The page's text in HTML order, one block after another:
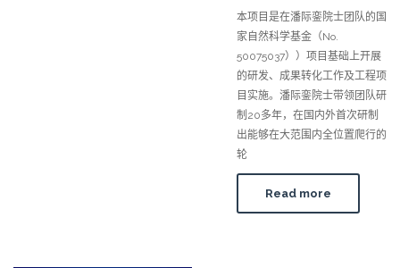
本项目是在潘际銮院士团队的国
家自然科学基金（No.
50075037））项目基础上开展
的研发、成果转化工作及工程项
目实施。潘际銮院士带领团队研
制20多年，在国内外首次研制
出能够在大范围内全位置爬行的
轮
Read more